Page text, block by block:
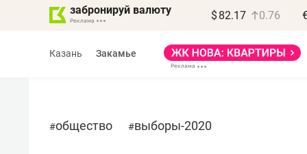
забронируй валюту $ 82.17 0.76
Казань Закамье
#общество #выборы-2020